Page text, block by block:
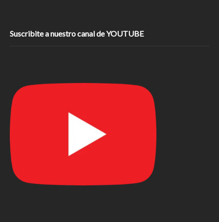
Suscribite a nuestro canal de YOUTUBE